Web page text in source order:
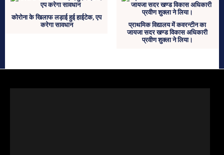
कोरोना के खिलाफ लड़ाई हुई हाईटेक, एप
करेगा सावधान
प्राथमिक विद्यालय में कवरन्टीन का
जायजा सदर खण्ड विकास अधिकारी
प्रवीण शुक्ला ने लिया।